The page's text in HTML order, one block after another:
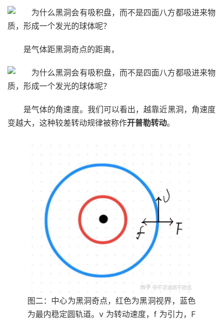
是气体距黑洞奇点的距离，
是气体的角速度。我们可以看出，越靠近黑洞，角速度
变越大，这种较差转动规律被称作开普勒转动。
图二：中心为黑洞奇点，红色为黑洞视界，蓝色
为最内稳定圆轨道。v 为转动速度，f 为引力，F